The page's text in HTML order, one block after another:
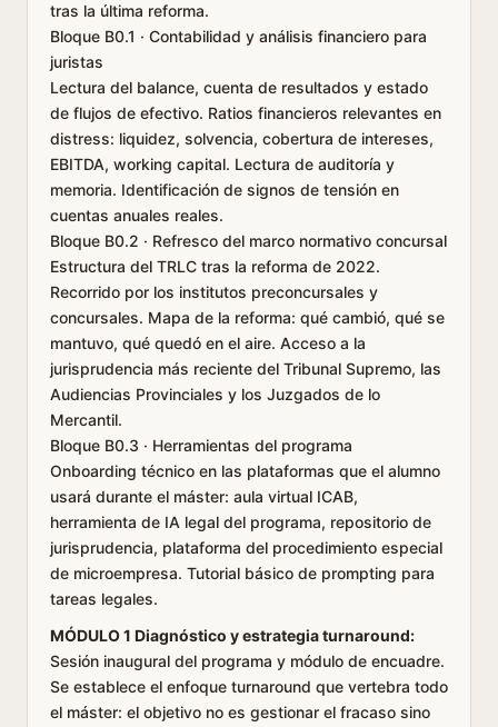
tras la última reforma.
Bloque B0.1 · Contabilidad y análisis financiero para
juristas
Lectura del balance, cuenta de resultados y estado
de flujos de efectivo. Ratios financieros relevantes en
distress: liquidez, solvencia, cobertura de intereses,
EBITDA, working capital. Lectura de auditoría y
memoria. Identificación de signos de tensión en
cuentas anuales reales.
Bloque B0.2 · Refresco del marco normativo concursal
Estructura del TRLC tras la reforma de 2022.
Recorrido por los institutos preconcursales y
concursales. Mapa de la reforma: qué cambió, qué se
mantuvo, qué quedó en el aire. Acceso a la
jurisprudencia más reciente del Tribunal Supremo, las
Audiencias Provinciales y los Juzgados de lo
Mercantil.
Bloque B0.3 · Herramientas del programa
Onboarding técnico en las plataformas que el alumno
usará durante el máster: aula virtual ICAB,
herramienta de IA legal del programa, repositorio de
jurisprudencia, plataforma del procedimiento especial
de microempresa. Tutorial básico de prompting para
tareas legales.
MÓDULO 1 Diagnóstico y estrategia turnaround:
Sesión inaugural del programa y módulo de encuadre.
Se establece el enfoque turnaround que vertebra todo
el máster: el objetivo no es gestionar el fracaso sino